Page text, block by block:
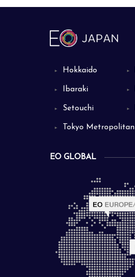
▼ Hokkaido ▼
▼ Ibaraki ▼
▼ Setouchi ▼
▼ Tokyo Metropolitan
EO GLOBAL